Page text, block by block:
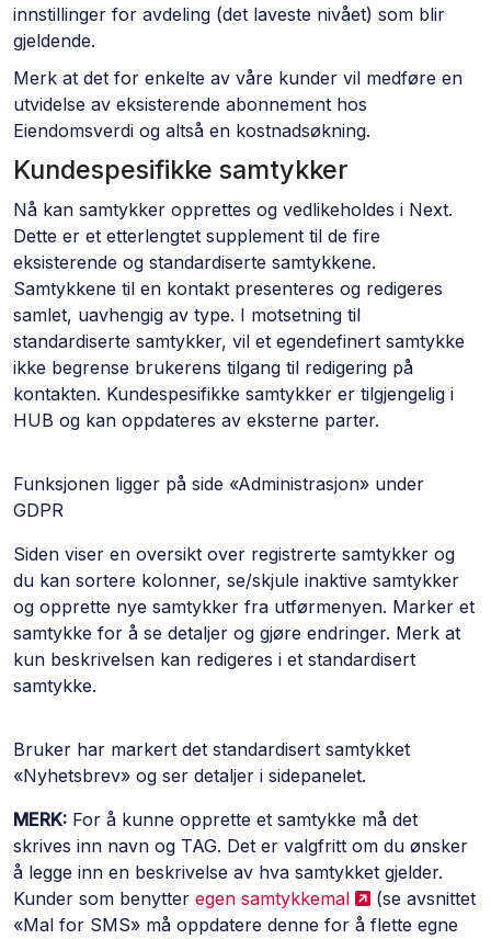
innstillinger for avdeling (det laveste nivået) som blir
gjeldende.
Merk at det for enkelte av våre kunder vil medføre en
utvidelse av eksisterende abonnement hos
Eiendomsverdi og altså en kostnadsøkning.
Kundespesifikke samtykker
Nå kan samtykker opprettes og vedlikeholdes i Next.
Dette er et etterlengtet supplement til de fire
eksisterende og standardiserte samtykkene.
Samtykkene til en kontakt presenteres og redigeres
samlet, uavhengig av type. I motsetning til
standardiserte samtykker, vil et egendefinert samtykke
ikke begrense brukerens tilgang til redigering på
kontakten. Kundespesifikke samtykker er tilgjengelig i
HUB og kan oppdateres av eksterne parter.
Funksjonen ligger på side «Administrasjon» under
GDPR
Siden viser en oversikt over registrerte samtykker og
du kan sortere kolonner, se/skjule inaktive samtykker
og opprette nye samtykker fra utførmenyen. Marker et
samtykke for å se detaljer og gjøre endringer. Merk at
kun beskrivelsen kan redigeres i et standardisert
samtykke.
Bruker har markert det standardisert samtykket
«Nyhetsbrev» og ser detaljer i sidepanelet.
MERK: For å kunne opprette et samtykke må det
skrives inn navn og TAG. Det er valgfritt om du ønsker
å legge inn en beskrivelse av hva samtykket gjelder.
Kunder som benytter egen samtykkemal
(se avsnittet
«Mal for SMS» må oppdatere denne for å flette egne